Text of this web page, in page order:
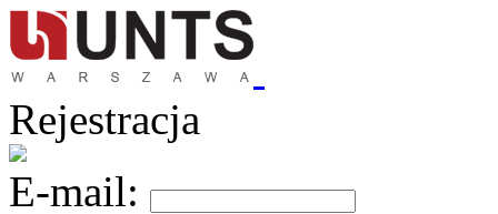
Rejestracja
E-mail: